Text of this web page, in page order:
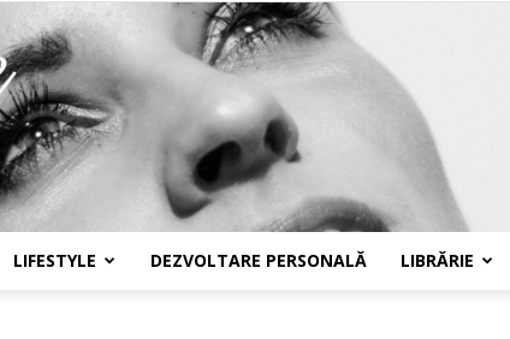
LIFESTYLE DEZVOLTARE PERSONALĂ LIBRĂRIE